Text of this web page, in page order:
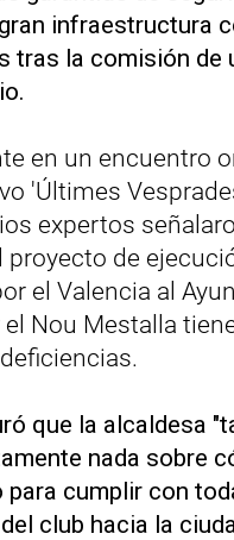
infraestructura
tras la comisión de
en un encuentro
'Últimes
expertos
proyecto de
el Valencia al
Nou Mestalla
que la alcaldesa
nada sobre
para cumplir con
club hacia la